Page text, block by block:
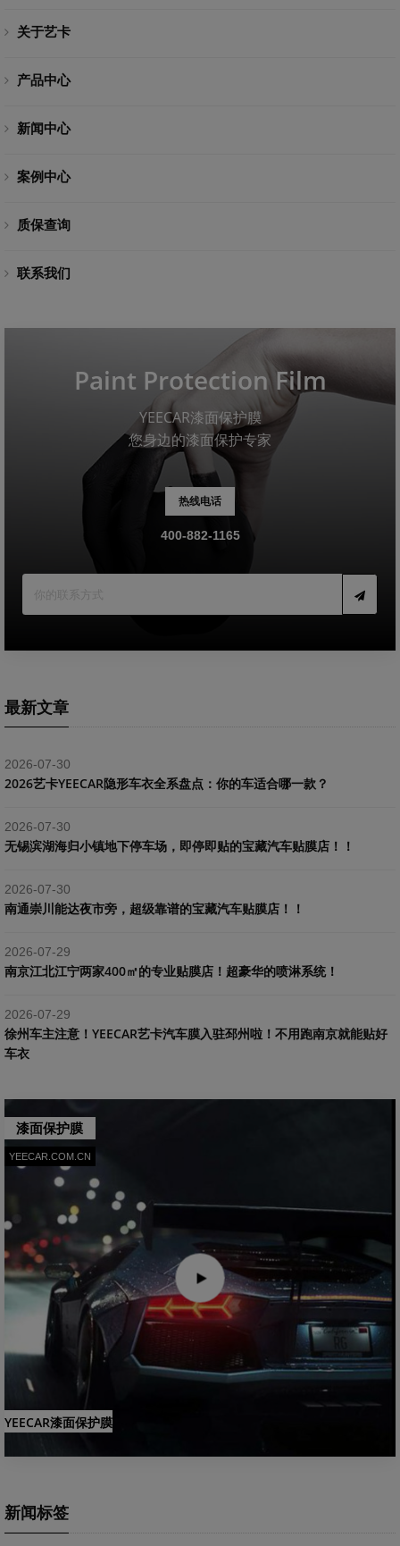
关于艺卡
产品中心
新闻中心
案例中心
质保查询
联系我们
Paint Protection Film
YEECAR漆面保护膜
您身边的漆面保护专家
热线电话
400-882-1165
最新文章
2026-07-30
2026艺卡YEECAR隐形车衣全系盘点：你的车适合哪一款？
2026-07-30
​无锡滨湖海归小镇地下停车场，即停即贴的宝藏汽车贴膜店！！
2026-07-30
南通崇川能达夜市旁，超级靠谱的宝藏汽车贴膜店！！
2026-07-29
南京江北江宁两家400㎡的专业贴膜店！超豪华的喷淋系统！
2026-07-29
​徐州车主注意！YEECAR艺卡汽车膜入驻邳州啦！不用跑南京就能贴好
车衣
漆面保护膜
YEECAR.COM.CN
YEECAR漆面保护膜
新闻标签